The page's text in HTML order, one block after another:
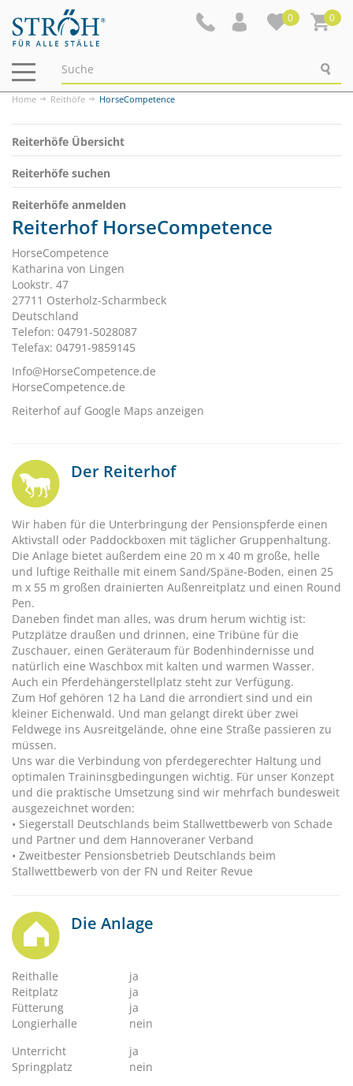
0 0
Navigation
ein-/ausblenden
Home Reithöfe HorseCompetence
Reiterhöfe Übersicht
Reiterhöfe suchen
Reiterhöfe anmelden
Reiterhof HorseCompetence
HorseCompetence
Katharina von Lingen
Lookstr. 47
27711 Osterholz-Scharmbeck
Deutschland
Telefon: 04791-5028087
Telefax: 04791-9859145
Info@HorseCompetence.de
HorseCompetence.de
Reiterhof auf Google Maps anzeigen
Der Reiterhof
Wir haben für die Unterbringung der Pensionspferde einen
Aktivstall oder Paddockboxen mit täglicher Gruppenhaltung.
Die Anlage bietet außerdem eine 20 m x 40 m große, helle
und luftige Reithalle mit einem Sand/Späne-Boden, einen 25
m x 55 m großen drainierten Außenreitplatz und einen Round
Pen.
Daneben findet man alles, was drum herum wichtig ist:
Putzplätze draußen und drinnen, eine Tribüne für die
Zuschauer, einen Geräteraum für Bodenhindernisse und
natürlich eine Waschbox mit kalten und warmen Wasser.
Auch ein Pferdehängerstellplatz steht zur Verfügung.
Zum Hof gehören 12 ha Land die arrondiert sind und ein
kleiner Eichenwald. Und man gelangt direkt über zwei
Feldwege ins Ausreitgelände, ohne eine Straße passieren zu
müssen.
Uns war die Verbindung von pferdegerechter Haltung und
optimalen Traininsgbedingungen wichtig. Für unser Konzept
und die praktische Umsetzung sind wir mehrfach bundesweit
ausgezeichnet worden:
• Siegerstall Deutschlands beim Stallwettbewerb von Schade
und Partner und dem Hannoveraner Verband
• Zweitbester Pensionsbetrieb Deutschlands beim
Stallwettbewerb von der FN und Reiter Revue
Die Anlage
Reithalle
ja
Reitplatz
ja
Fütterung
ja
Longierhalle
nein
Unterricht
ja
Springplatz
nein